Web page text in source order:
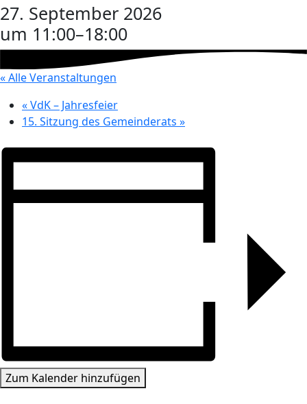
27. September 2026
um 11:00–18:00
« Alle Veranstaltungen
«VdK – Jahresfeier
15. Sitzung des Gemeinderats »
Zum Kalender hinzufügen